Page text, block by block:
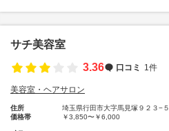
サチ美容室
3.36
口コミ 1件
美容室・ヘアサロン
住所
埼玉県行田市大字馬見塚９２３−５
価格帯
￥3,850〜￥6,000